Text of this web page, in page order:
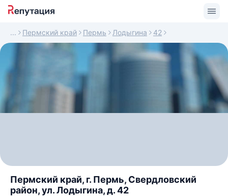
Пермский край Пермь Лодыгина 42
Пермский край, г. Пермь, Свердловский
район, ул. Лодыгина, д. 42